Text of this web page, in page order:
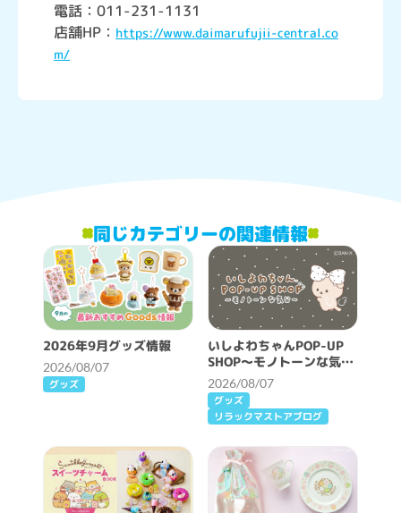
電話：011-231-1131
店舗HP： https://www.daimarufujii-central.co
m/
同じカテゴリーの関連情報
2026年9月グッズ情報
2026/08/07
グッズ
いしよわちゃんPOP-UP
SHOP～モノトーンな気分
～開催決定！
2026/08/07
グッズ
リラックマストアブログ